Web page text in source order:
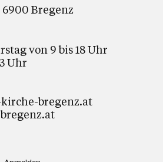
Bregenz
von 9 bis 18 Uhr
Uhr
bregenz.at